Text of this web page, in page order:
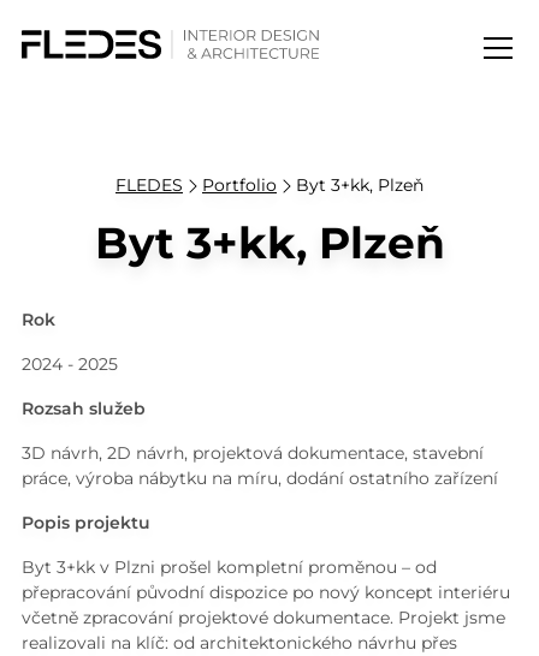
FLEDES Portfolio Byt 3+kk, Plzeň
Byt 3+kk, Plzeň
Rok
2024 - 2025
Rozsah služeb
3D návrh, 2D návrh, projektová dokumentace, stavební
práce, výroba nábytku na míru, dodání ostatního zařízení
Popis projektu
Byt 3+kk v Plzni prošel kompletní proměnou – od
přepracování původní dispozice po nový koncept interiéru
včetně zpracování projektové dokumentace. Projekt jsme
realizovali na klíč: od architektonického návrhu přes